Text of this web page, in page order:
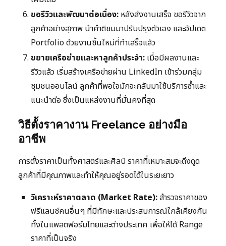
ขอรีวิวและพัฒนาต่อเนื่อง: หลังส่งงานเสร็จ ขอรีวิวจาก
ลูกค้าอย่างสุภาพ นำคำติชมมาปรับปรุงตัวเอง และอัปเดต
Portfolio ด้วยงานชิ้นใหม่ที่ทำเสร็จแล้ว
ขยายเครือข่ายและหาลูกค้าประจำ: เมื่อมีผลงานและ
รีวิวแล้ว เริ่มสร้างเครือข่ายผ่าน LinkedIn เข้าร่วมกลุ่ม
ชุมชนออนไลน์ ลูกค้าที่พอใจมักจะกลับมาใช้บริการซ้ำและ
แนะนำต่อ ซึ่งเป็นแหล่งงานที่มั่นคงที่สุด
วิธีตั้งราคางาน Freelance อย่างมือ
อาชีพ
การตั้งราคาเป็นทั้งศาสตร์และศิลป์ ราคาที่เหมาะสมจะดึงดูด
ลูกค้าที่มีคุณภาพและทำให้คุณอยู่รอดได้ในระยะยาว
วิเคราะห์ราคาตลาด (Market Rate):สำรวจราคาของ
ฟรีแลนซ์คนอื่นๆ ที่มีทักษะและประสบการณ์ใกล้เคียงกัน
ทั้งในแพลตฟอร์มไทยและต่างประเทศ เพื่อให้ได้ Range
ราคาที่เป็นจริง